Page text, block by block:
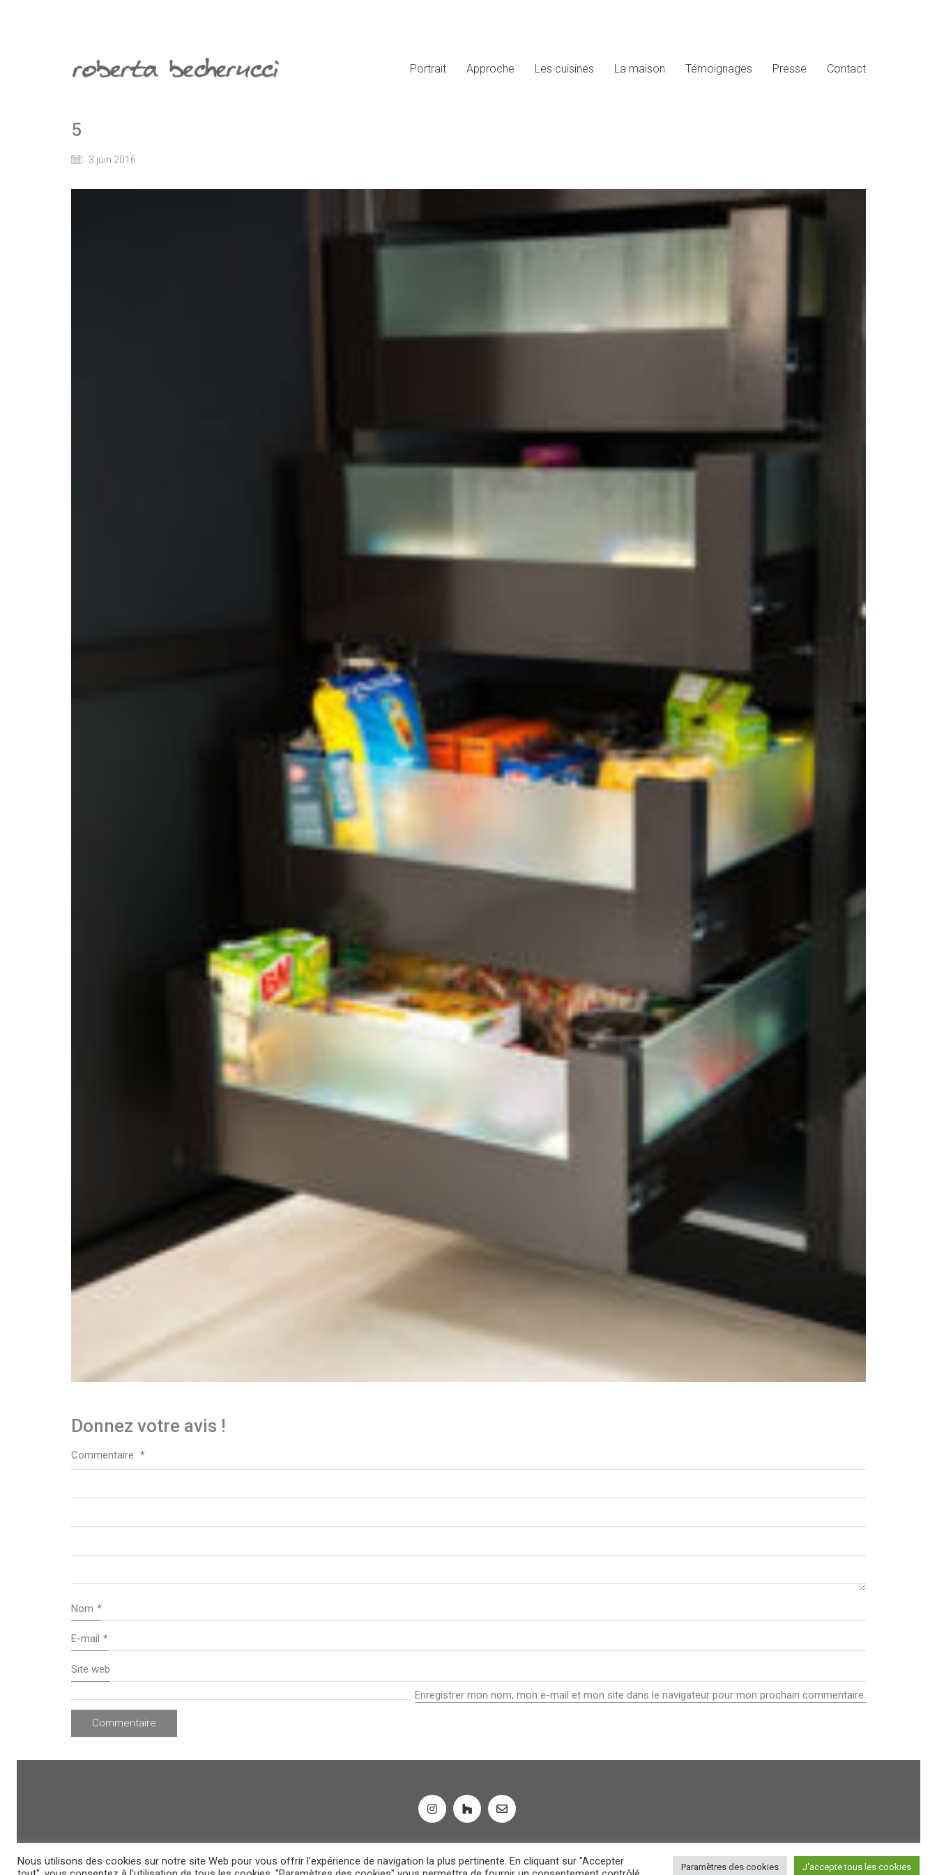
Portrait Approche Les cuisines La maison Témoignages Presse Contact
5
3 juin 2016
Donnez votre avis !
Commentaire *
Nom *
E-mail *
Site web
Enregistrer mon nom, mon e-mail et mon site dans le navigateur pour mon prochain commentaire.
Nous utilisons des cookies sur notre site Web pour vous offrir l'expérience de navigation la plus pertinente. En cliquant sur "Accepter
Paramètres des cookies J'accepte tous les cookies